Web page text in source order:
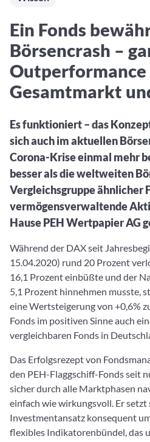
Fondswissen
Alles, was Sie zu Fonds und
investieren Sie richtig
Aktuelle Rankings und
2. Fonds auswählen
Fondsvergleich
Übersichtlich bis zu 10
Produkten vergleichen
Hier sind Ihre gemerkten
Preis-/Performance-
3. Investieren
Portfolios
Eigene Portfolios und jene,
Informationen und
Finanzdienstleister
Community-Partner
Informationen und
Partner
Webinar verpasst? Hier
Ein Fonds
Börsencrash –
Outperformance
Gesamtmarkt
Es funktioniert – das
sich auch im aktuellen
Corona-Krise einmal mehr
besser als die weltweiten
Vergleichsgruppe ähnlicher
vermögensverwaltende
Hause PEH Wertpapier AG
Während der DAX seit
15.04.2020) rund 20 Prozent
16,1 Prozent einbüßte und der
5,1 Prozent hinnehmen musste,
eine Wertsteigerung von +0,6%
Fonds im positiven Sinne auch
vergleichbaren Fonds in
Das Erfolgsrezept von
den PEH-Flaggschiff-Fonds seit
sicher durch alle Marktphasen
einfach wie wirkungsvoll. Er
Investmentansatz konsequent
flexibles Indikatorenbündel, das